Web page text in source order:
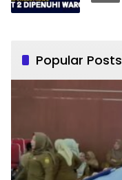
Popular Posts